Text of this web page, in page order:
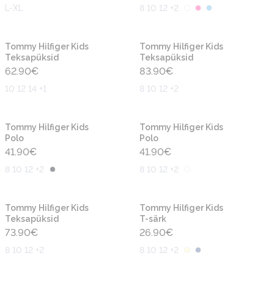
L-XL 8 10 12 +2
Tommy Hilfiger Kids
Teksapüksid
62.90€
10 12 14 +1
Tommy Hilfiger Kids
Teksapüksid
83.90€
8 10 12 +2
Tommy Hilfiger Kids
Polo
41.90€
8 10 12 +2
Tommy Hilfiger Kids
Polo
41.90€
8 10 12 +2
Tommy Hilfiger Kids
Teksapüksid
73.90€
8 10 12 +2
Tommy Hilfiger Kids
T-särk
26.90€
8 10 12 +2